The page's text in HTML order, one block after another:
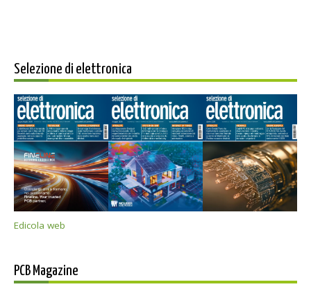
Selezione di elettronica
Edicola web
PCB Magazine